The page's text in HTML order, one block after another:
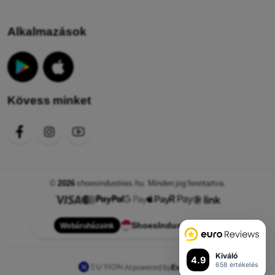
4.9 Kiváló
658 értékelés
Alkalmazások
Kövess minket
2026shoesindustries.hu. Minden jog fenntartva.
Webáruházaink ShoesIndustries.hu
AI powered byEurion